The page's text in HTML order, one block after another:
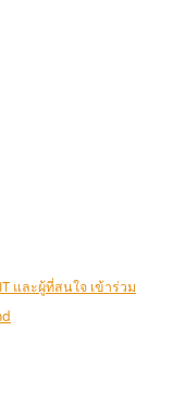
และผู้ที่สนใจ เข้าร่วม